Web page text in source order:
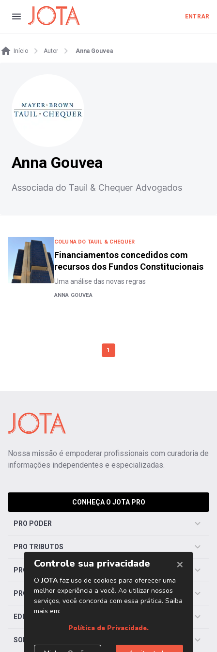
ENTRAR
Início Autor Anna Gouvea
Anna Gouvea
Associada do Tauil & Chequer Advogados
COLUNA DO TAUIL & CHEQUER
Financiamentos concedidos com
recursos dos Fundos Constitucionais
Uma análise das novas regras
ANNA GOUVEA
1
Nossa missão é empoderar profissionais com curadoria de
informações independentes e especializadas.
CONHEÇA O JOTA PRO
PRO PODER
PRO TRIBUTOS
PRO TRABALHISTA
PRO SAÚDE
EDITORIAS
SOBRE O JOTA